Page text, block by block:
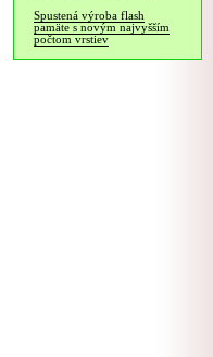
Spustená výroba flash
pamäte s novým najvyšším
počtom vrstiev